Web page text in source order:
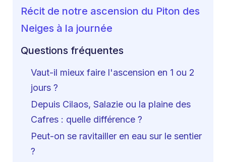
Récit de notre ascension du Piton des
Neiges à la journée
Questions fréquentes
Vaut-il mieux faire l'ascension en 1 ou 2
jours ?
Depuis Cilaos, Salazie ou la plaine des
Cafres : quelle différence ?
Peut-on se ravitailler en eau sur le sentier
?